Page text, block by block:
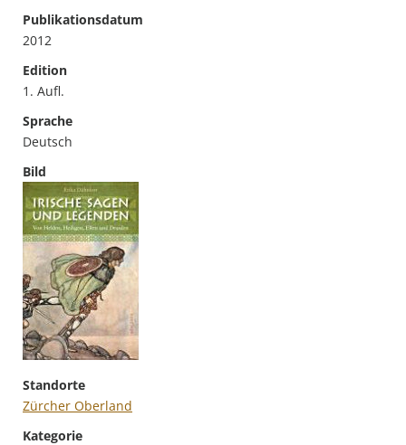
Publikationsdatum
2012
Edition
1. Aufl.
Sprache
Deutsch
Bild
Standorte
Zürcher Oberland
Kategorie